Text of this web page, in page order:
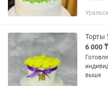
Торты
6 000
выше